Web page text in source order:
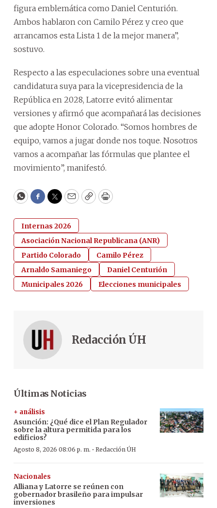
figura emblemática como Daniel Centurión.
Ambos hablaron con Camilo Pérez y creo que
arrancamos esta Lista 1 de la mejor manera”,
sostuvo.
Respecto a las especulaciones sobre una eventual
candidatura suya para la vicepresidencia de la
República en 2028, Latorre evitó alimentar
versiones y afirmó que acompañará las decisiones
que adopte Honor Colorado. “Somos hombres de
equipo, vamos a jugar donde nos toque. Nosotros
vamos a acompañar las fórmulas que plantee el
movimiento”, manifestó.
WhatsApp
Facebook
Twitter
EmailCopyPrint
Internas 2026
Asociación Nacional Republicana (ANR)
Partido Colorado
Camilo Pérez
Arnaldo Samaniego
Daniel Centurión
Municipales 2026
Elecciones municipales
Redacción ÚH
Últimas Noticias
+ análisis
Asunción: ¿Qué dice el Plan Regulador
sobre la altura permitida para los
edificios?
Agosto 8, 2026 08:06 p. m. · Redacción ÚH
Nacionales
Alliana y Latorre se reúnen con
gobernador brasileño para impulsar
inversiones